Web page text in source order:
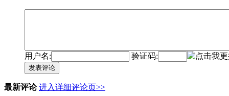
用户名: 验证码:
发表评论
最新评论 进入详细评论页>>